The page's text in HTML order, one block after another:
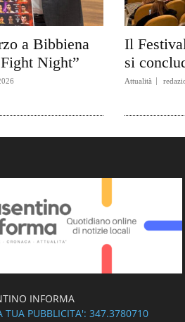
a Bibbiena
Night”
Il
si
Attualità
INFORMA
TUA PUBBLICITA': 347.3780710